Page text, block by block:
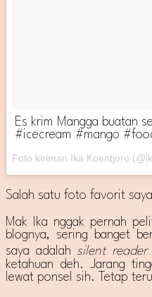
Es krim Mangga buatan
#icecream #mango
Foto kiriman Ika Koentjoro
Salah satu foto favorit
Mak Ika nggak pernah
blognya, sering banget
saya adalah silent reader
ketahuan deh. Jarang
lewat ponsel sih. Tetap